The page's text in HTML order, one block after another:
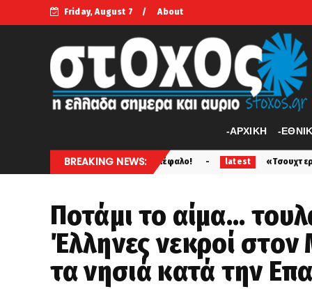
Friday, August 7 About
-APXIKH -
BREAKING NEWS:
σε δέρμα και εγκέφαλο! latest «Τσουχτερό» πρόστιμο για
Ποτάμι το αίμα...
Έλληνες νεκροί
τα νησιά κατά την